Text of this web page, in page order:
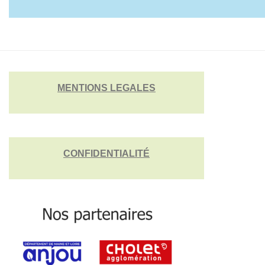
MENTIONS LEGALES
CONFIDENTIALITÉ